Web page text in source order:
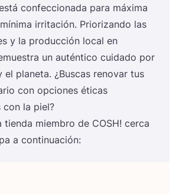
con­fec­cio­na­da para máxi­ma
irri­ta­ción. Prio­ri­zan­do las
y la pro­duc­ción local en
un autén­ti­co cui­da­do por
el pla­ne­ta. ¿Bus­cas reno­var tus
con opcio­nes éti­cas
con la piel?
tien­da miem­bro de COSH! cer­ca
a continuación: